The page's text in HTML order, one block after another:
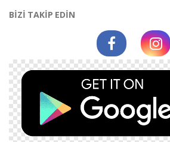
BİZİ TAKİP EDİN